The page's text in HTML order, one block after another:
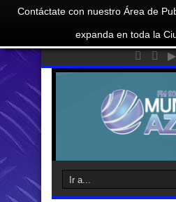
Contáctate con nuestro Área de
expanda en toda la